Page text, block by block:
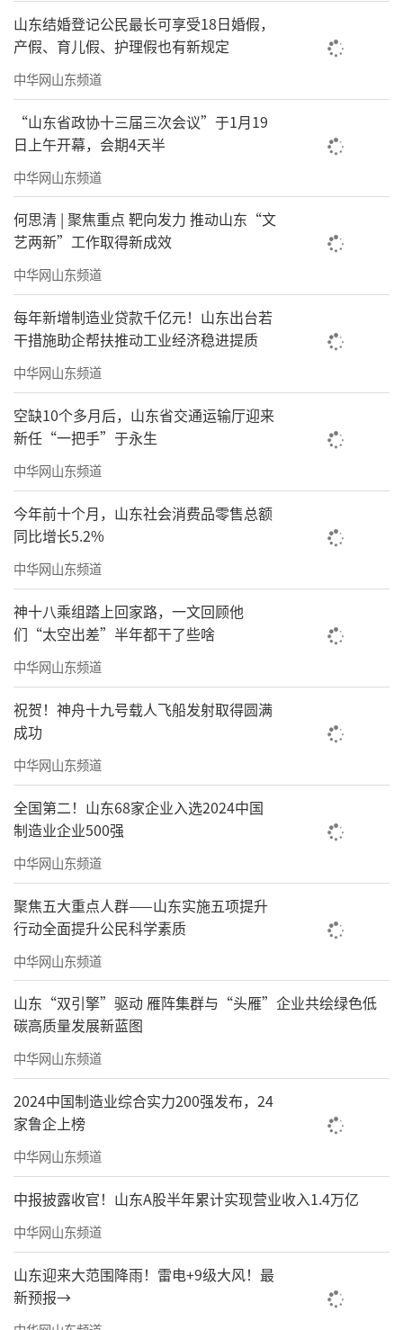
位、A级景区、旅游宾馆酒店、旅行社等文旅企
业代表参加会议。
（来源：大众网 朱恩达）
责任编辑：陈雅雯
山东结婚登记公民最长可享受18日婚假，
产假、育儿假、护理假也有新规定
中华网山东频道
“山东省政协十三届三次会议”于1月19
日上午开幕，会期4天半
中华网山东频道
何思清 | 聚焦重点 靶向发力 推动山东“文
艺两新”工作取得新成效
中华网山东频道
每年新增制造业贷款千亿元！山东出台若
干措施助企帮扶推动工业经济稳进提质
中华网山东频道
空缺10个多月后，山东省交通运输厅迎来
新任“一把手”于永生
中华网山东频道
今年前十个月，山东社会消费品零售总额
同比增长5.2%
中华网山东频道
神十八乘组踏上回家路，一文回顾他
们“太空出差”半年都干了些啥
中华网山东频道
祝贺！神舟十九号载人飞船发射取得圆满
成功
中华网山东频道
全国第二！山东68家企业入选2024中国
制造业企业500强
中华网山东频道
聚焦五大重点人群——山东实施五项提升
行动全面提升公民科学素质
中华网山东频道
山东“双引擎”驱动 雁阵集群与“头雁”企业共绘绿色低
碳高质量发展新蓝图
中华网山东频道
2024中国制造业综合实力200强发布，24
家鲁企上榜
中华网山东频道
中报披露收官！山东A股半年累计实现营业收入1.4万亿
中华网山东频道
山东迎来大范围降雨！雷电+9级大风！最
新预报→